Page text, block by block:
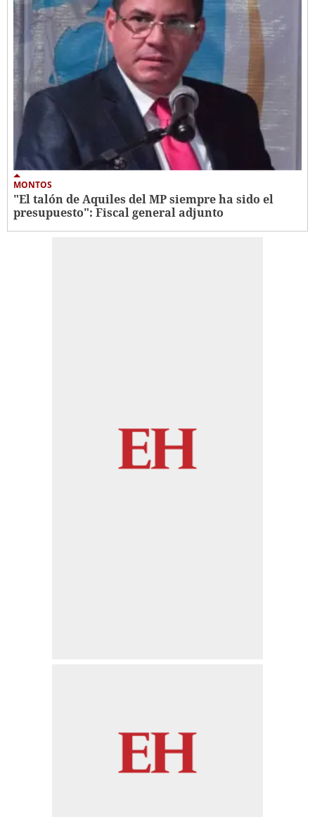
MONTOS
"El talón de Aquiles del MP siempre ha sido el
presupuesto": Fiscal general adjunto